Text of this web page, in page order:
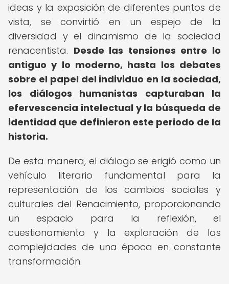
ideas y la exposición de diferentes puntos de
vista, se convirtió en un espejo de la
diversidad y el dinamismo de la sociedad
renacentista. Desde las tensiones entre lo
antiguo y lo moderno, hasta los debates
sobre el papel del individuo en la sociedad,
los diálogos humanistas capturaban la
efervescencia intelectual y la búsqueda de
identidad que definieron este periodo de la
historia.
De esta manera, el diálogo se erigió como un
vehículo literario fundamental para la
representación de los cambios sociales y
culturales del Renacimiento, proporcionando
un espacio para la reflexión, el
cuestionamiento y la exploración de las
complejidades de una época en constante
transformación.